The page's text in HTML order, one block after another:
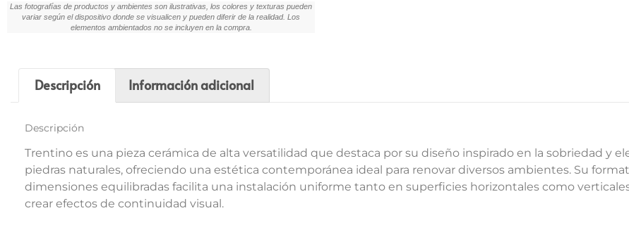
Las fotografías de productos y ambientes son ilustrativas, los colores y texturas pueden
variar según el dispositivo donde se visualicen y pueden diferir de la realidad. Los
elementos ambientados no se incluyen en la compra.
Descripción Información adicional
Descripción
Trentino es una pieza cerámica de alta versatilidad que destaca por su diseño inspirado en la sobriedad y
piedras naturales, ofreciendo una estética contemporánea ideal para renovar diversos ambientes. Su
dimensiones equilibradas facilita una instalación uniforme tanto en superficies horizontales como
crear efectos de continuidad visual.